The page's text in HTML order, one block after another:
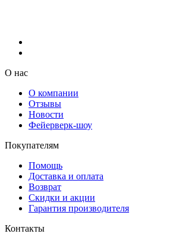
О нас
О компании
Отзывы
Новости
Фейерверк-шоу
Покупателям
Помощь
Доставка и оплата
Возврат
Скидки и акции
Гарантия производителя
Контакты